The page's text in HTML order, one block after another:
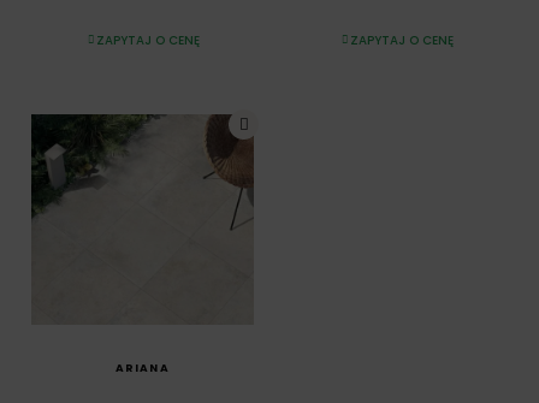
ZAPYTAJ O CENĘ ZAPYTAJ O CENĘ
ARIANA